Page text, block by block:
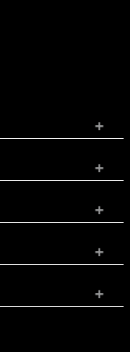
+
+
+
+
+